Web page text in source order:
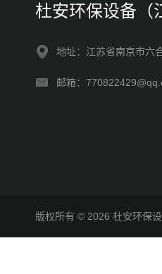
杜安环保设备（
地址：江苏省南京市六
邮箱：
版权所有 © 2026 杜安环